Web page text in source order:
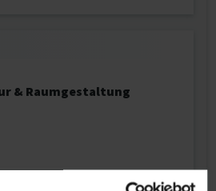
& Raumgestaltung